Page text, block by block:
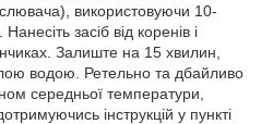
використовуючи 10-
засіб від коренів і
Залиште на 15 хвилин,
водою. Ретельно та дбайливо
середньої температури,
інструкцій у пункті